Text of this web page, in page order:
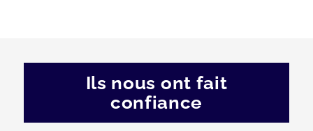
Ils nous ont fait
confiance